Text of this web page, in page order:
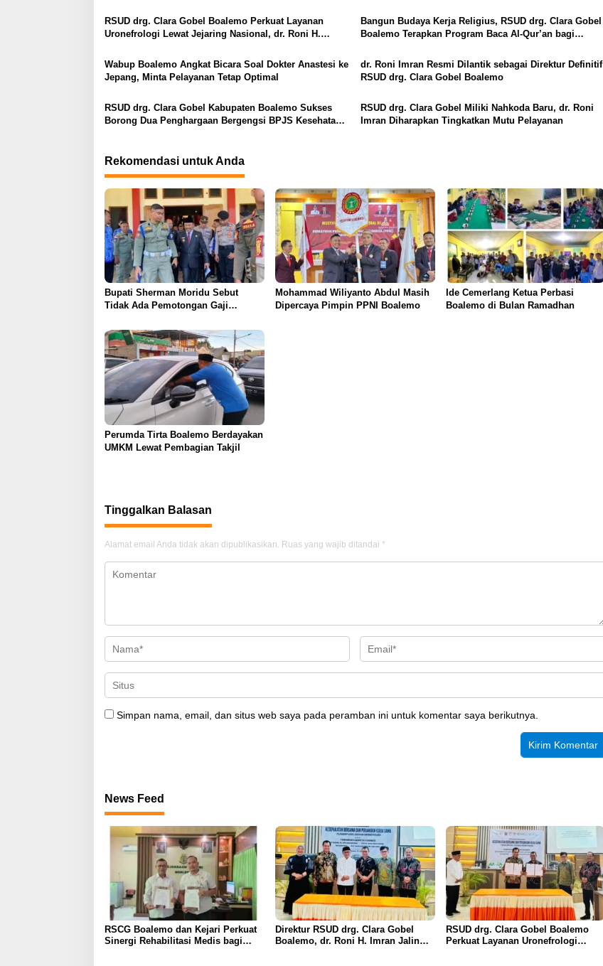
i
o
RSUD drg. Clara Gobel Boalemo Perkuat Layanan
Uronefrologi Lewat Jejaring Nasional, dr. Roni H.
Bangun Budaya Kerja Religius, RSUD drg. Clara Gobel
Boalemo Terapkan Program Baca Al-Qur’an bagi
Wabup Boalemo Angkat Bicara Soal Dokter Anastesi ke
Jepang, Minta Pelayanan Tetap Optimal
dr. Roni Imran Resmi Dilantik sebagai Direktur Definitif
RSUD drg. Clara Gobel Boalemo
RSUD drg. Clara Gobel Kabupaten Boalemo Sukses
Borong Dua Penghargaan Bergengsi BPJS Kesehatan
RSUD drg. Clara Gobel Miliki Nahkoda Baru, dr. Roni
Imran Diharapkan Tingkatkan Mutu Pelayanan
Rekomendasi untuk Anda
Bupati Sherman Moridu Sebut
Tidak Ada Pemotongan Gaji
Mohammad Wiliyanto Abdul Masih
Dipercaya Pimpin PPNI Boalemo
Ide Cemerlang Ketua Perbasi
Boalemo di Bulan Ramadhan
Perumda Tirta Boalemo Berdayakan
UMKM Lewat Pembagian Takjil
Tinggalkan Balasan
Alamat email Anda tidak akan dipublikasikan. Ruas yang wajib ditandai *
Simpan nama, email, dan situs web saya pada peramban ini untuk komentar saya berikutnya.
News Feed
RSCG Boalemo dan Kejari Perkuat
Sinergi Rehabilitasi Medis bagi
Direktur RSUD drg. Clara Gobel
Boalemo, dr. Roni H. Imran Jalin
RSUD drg. Clara Gobel Boalemo
Perkuat Layanan Uronefrologi